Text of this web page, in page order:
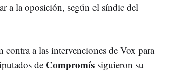
a la oposición, según el síndic del
a las intervenciones de Vox para
de Compromís siguieron su